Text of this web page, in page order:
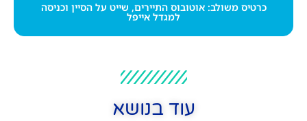
כרטיס משולב: אוטובוס התיירים, שייט על הסיין וכניסה
למגדל אייפל
עוד בנושא